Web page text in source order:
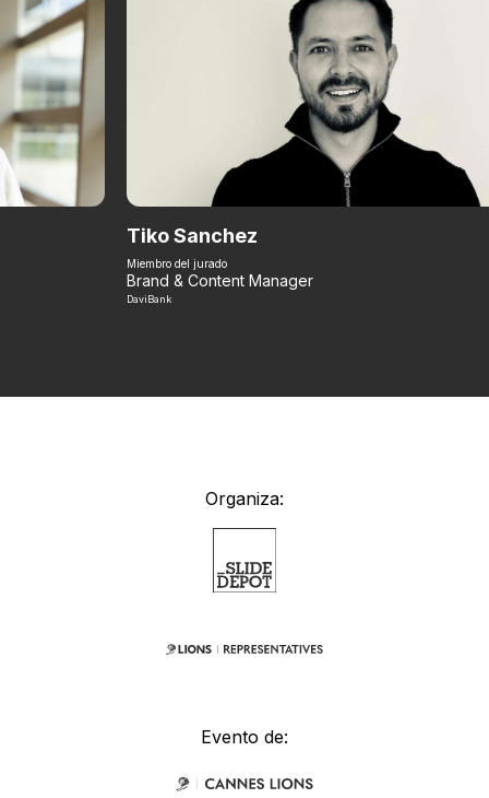
Tiko Sanchez
Miembro del jurado
Brand & Content Manager
DaviBank
Organiza:
Evento de: